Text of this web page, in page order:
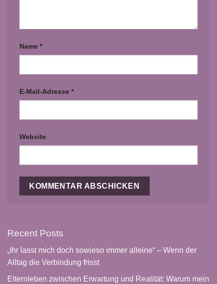
Name *
E-Mail-Adresse *
Website
Recent Posts
„Ihr lasst mich doch sowieso immer alleine“ – Wenn der
Alltag die Verbindung frisst
Elternleben zwischen Erwartung und Realität: Warum mein